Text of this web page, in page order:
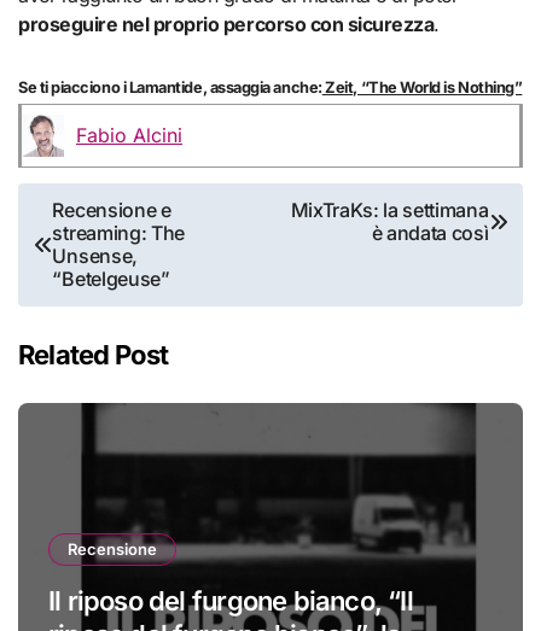
proseguire nel proprio percorso con sicurezza.
Se ti piacciono i Lamantide, assaggia anche: Zeit, “The World is Nothing”
Fabio Alcini
Navigazione
articoli
Recensione e
streaming: The
Unsense,
“Betelgeuse”
MixTraKs: la settimana
è andata così
Related Post
Recensione
Il riposo del furgone bianco, “Il